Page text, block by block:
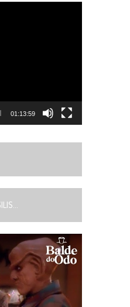
01:13:59